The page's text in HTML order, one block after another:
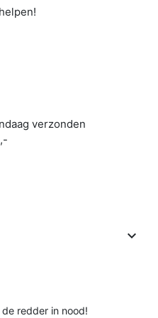
verzonden

redder in nood!